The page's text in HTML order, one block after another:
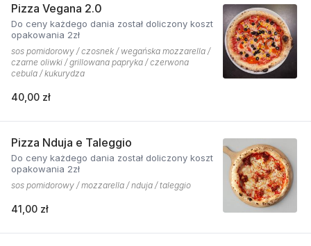
Pizza Vegana 2.0
Do ceny każdego dania został doliczony koszt
opakowania 2zł
sos pomidorowy / czosnek / wegańska mozzarella /
czarne oliwki / grillowana papryka / czerwona
cebula / kukurydza
40,00 zł
Pizza Nduja e Taleggio
Do ceny każdego dania został doliczony koszt
opakowania 2zł
sos pomidorowy / mozzarella / nduja / taleggio
41,00 zł